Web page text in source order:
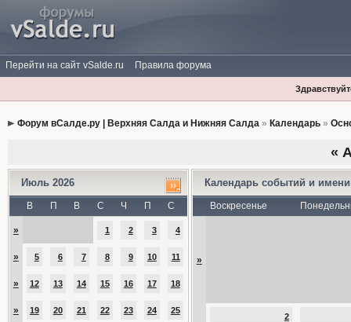
Перейти на сайт vSalde.ru Правила форума
Форум вСалде.ру | Верхняя Салда и Нижняя Салда» Календарь»
«
Июль 2026
В П В С Ч П С
» 1 2 3 4
» 5 6 7 8 9 10 11
» 12 13 14 15 16 17 18
» 19 20 21 22 23 24 25
Календарь событий и
Воскресенье
»
2